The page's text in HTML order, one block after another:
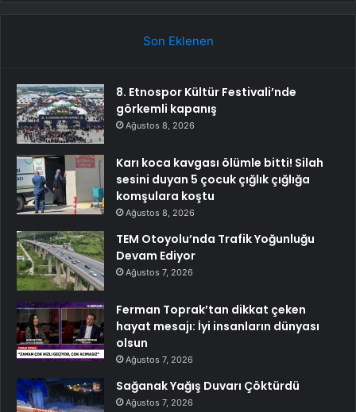
Son Eklenen
8. Etnospor Kültür Festivali’nde
görkemli kapanış
Ağustos 8, 2026
Karı koca kavgası ölümle bitti! Silah
sesini duyan 5 çocuk çığlık çığlığa
komşulara koştu
Ağustos 8, 2026
TEM Otoyolu’nda Trafik Yoğunluğu
Devam Ediyor
Ağustos 7, 2026
Ferman Toprak’tan dikkat çeken
hayat mesajı: İyi insanların dünyası
olsun
Ağustos 7, 2026
Sağanak Yağış Duvarı Çöktürdü
Ağustos 7, 2026